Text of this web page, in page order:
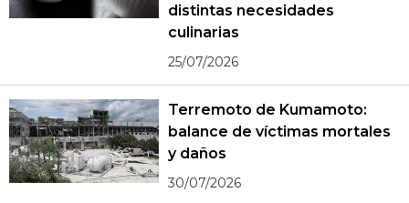
distintas necesidades
culinarias
25/07/2026
Terremoto de Kumamoto:
balance de víctimas mortales
y daños
30/07/2026